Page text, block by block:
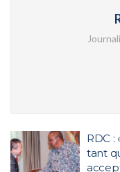
RDC
tant